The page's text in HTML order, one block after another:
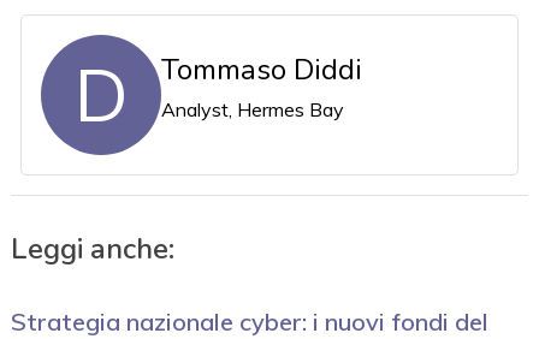
D Tommaso Diddi
Analyst, Hermes Bay
Leggi anche:
Strategia nazionale cyber: i nuovi fondi del